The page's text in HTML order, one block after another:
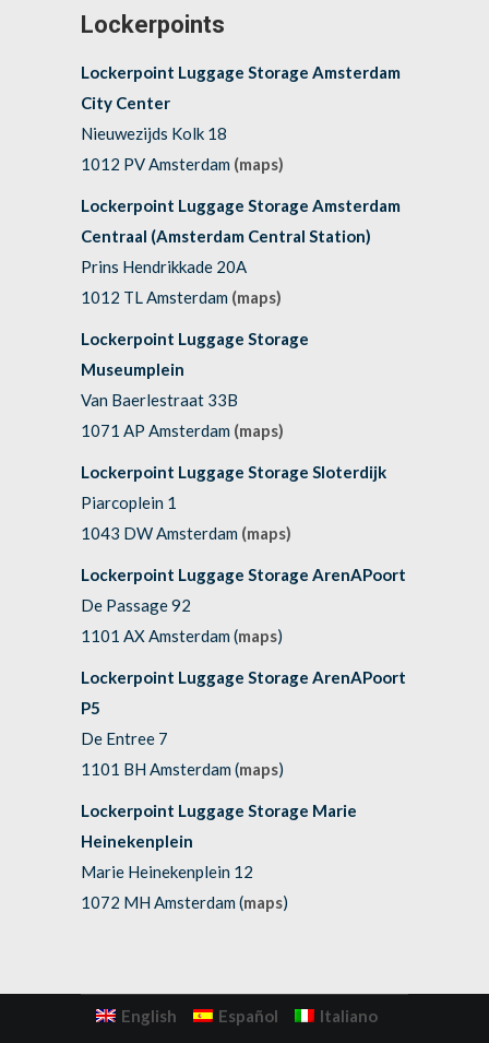
Lockerpoints
Lockerpoint Luggage Storage Amsterdam
City Center
Nieuwezijds Kolk 18
1012 PV Amsterdam (maps)
Lockerpoint Luggage Storage Amsterdam
Centraal (Amsterdam Central Station)
Prins Hendrikkade 20A
1012 TL Amsterdam (maps)
Lockerpoint Luggage Storage
Museumplein
Van Baerlestraat 33B
1071 AP Amsterdam (maps)
Lockerpoint Luggage Storage Sloterdijk
Piarcoplein 1
1043 DW Amsterdam (maps)
Lockerpoint Luggage Storage ArenAPoort
De Passage 92
1101 AX Amsterdam (maps)
Lockerpoint Luggage Storage ArenAPoort
P5
De Entree 7
1101 BH Amsterdam (maps)
Lockerpoint Luggage Storage Marie
Heinekenplein
Marie Heinekenplein 12
1072 MH Amsterdam (maps)
English Español Italiano